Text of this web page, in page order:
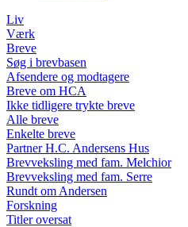
Liv
Værk
Breve
Søg i brevbasen
Afsendere og modtagere
Breve om HCA
Ikke tidligere trykte breve
Alle breve
Enkelte breve
Partner H.C. Andersens Hus
Brevveksling med fam. Melchior
Brevveksling med fam. Serre
Rundt om Andersen
Forskning
Titler oversat